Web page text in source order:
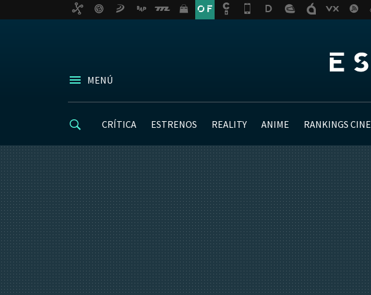
MENÚ
CRÍTICA ESTRENOS REALITY ANIME RANKINGS CINE